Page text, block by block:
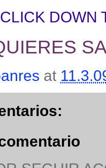
CLICK DOWN
at